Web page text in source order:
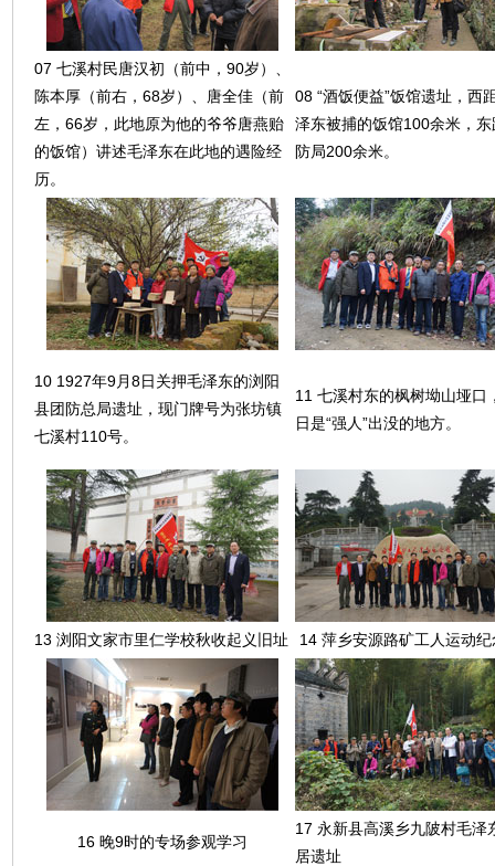
07 七溪村民唐汉初（前中，90岁）、
陈本厚（前右，68岁）、唐全佳（前
左，66岁，此地原为他的爷爷唐燕贻
的饭馆）讲述毛泽东在此地的遇险经
历。
08 “酒饭便益”饭馆遗址，西
泽东被捕的饭馆100余米，东
防局200余米。
10 1927年9月8日关押毛泽东的浏阳
县团防总局遗址，现门牌号为张坊镇
七溪村110号。
11 七溪村东的枫树坳山垭口
日是“强人”出没的地方。
13 浏阳文家市里仁学校秋收起义旧址 14 萍乡安源路矿工人运动纪
16 晚9时的专场参观学习
17 永新县高溪乡九陂村毛泽
居遗址